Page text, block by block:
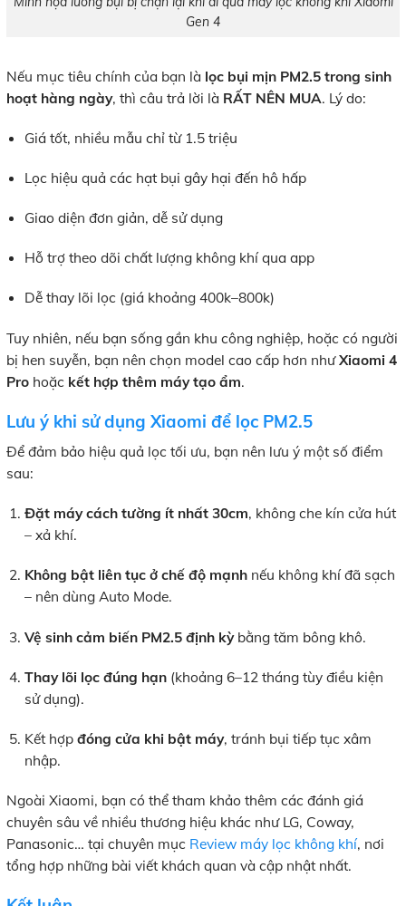
Gen 4
Nếu mục tiêu chính của bạn là lọc bụi mịn PM2.5 trong sinh
hoạt hàng ngày, thì câu trả lời là RẤT NÊN MUA. Lý do:
Giá tốt, nhiều mẫu chỉ từ 1.5 triệu
Lọc hiệu quả các hạt bụi gây hại đến hô hấp
Giao diện đơn giản, dễ sử dụng
Hỗ trợ theo dõi chất lượng không khí qua app
Dễ thay lõi lọc (giá khoảng 400k–800k)
Tuy nhiên, nếu bạn sống gần khu công nghiệp, hoặc có người
bị hen suyễn, bạn nên chọn model cao cấp hơn nhưXiaomi 4
Pro hoặc kết hợp thêm máy tạo ẩm.
Lưu ý khi sử dụng Xiaomi để lọc PM2.5
Để đảm bảo hiệu quả lọc tối ưu, bạn nên lưu ý một số điểm
sau:
Đặt máy cách tường ít nhất 30cm, không che kín cửa hút
– xả khí.
Không bật liên tục ở chế độ mạnh nếu không khí đã sạch
– nên dùng Auto Mode.
Vệ sinh cảm biến PM2.5 định kỳbằng tăm bông khô.
Thay lõi lọc đúng hạn (khoảng 6–12 tháng tùy điều kiện
sử dụng).
Kết hợpđóng cửa khi bật máy, tránh bụi tiếp tục xâm
nhập.
Ngoài Xiaomi, bạn có thể tham khảo thêm các đánh giá
chuyên sâu về nhiều thương hiệu khác như LG, Coway,
Panasonic… tại chuyên mục Review máy lọc không khí, nơi
tổng hợp những bài viết khách quan và cập nhật nhất.